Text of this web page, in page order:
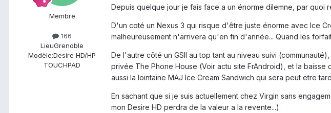
Membre
166
LieuGrenoble
Modèle:Desire HD/HP
TOUCHPAD
Depuis quelque jour je fais face a un énorme dilemne, par quoi
D'un coté un Nexus 3 qui risque d'être juste énorme avec Ice
malheureusement n'arrivera qu'en fin d'année... Quand les
De l'autre côté un GSII au top tant au niveau suivi
privée The Phone House (Voir actu site FrAndroid), et la
aussi la lointaine MAJ Ice Cream Sandwich qui sera peut etre
En sachant que si je suis actuellement chez Virgin sans
mon Desire HD perdra de la valeur a la revente...).